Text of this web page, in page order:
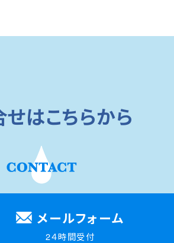
はこちらから
メールフォーム
2４時間受付